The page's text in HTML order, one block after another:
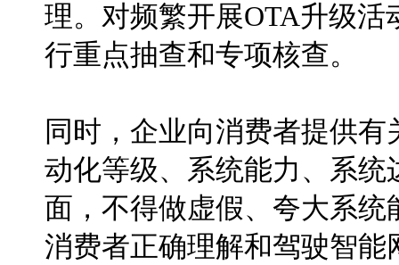
理。对频繁开展OTA升级
行重点抽查和专项核查。
同时，企业向消费者提供
动化等级、系统能力、系
面，不得做虚假、夸大系
消费者正确理解和驾驶智能